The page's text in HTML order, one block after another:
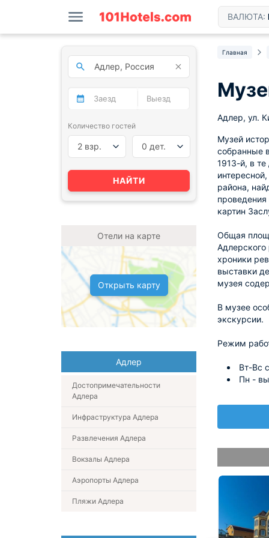
ВАЛЮТА:
Главная
Адлер, ул.
Музей
собранные
1913-й, в те
района,
картин
Общая
Адлерского
хроники
выставки
музея
В музее
экскурсии.
Режим
Вт-Вс
Пн -
Количество гостей
2 взр. 0 дет.
НАЙТИ
Отели на карте
Открыть карту
Адлер
Достопримечательности
Адлера
Инфраструктура Адлера
Развлечения Адлера
Вокзалы Адлера
Аэропорты Адлера
Пляжи Адлера